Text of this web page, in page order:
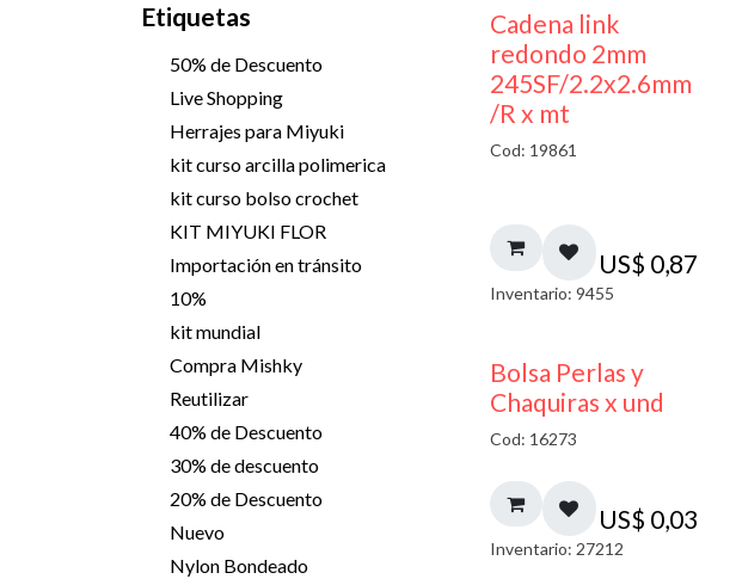
Etiquetas
50% de Descuento
Live Shopping
Herrajes para Miyuki
kit curso arcilla polimerica
kit curso bolso crochet
KIT MIYUKI FLOR
Importación en tránsito
10%
kit mundial
Compra Mishky
Reutilizar
40% de Descuento
30% de descuento
20% de Descuento
Nuevo
Nylon Bondeado
Cadena link
redondo 2mm
245SF/2.2x2.6mm
/R x mt
Cod: 19861
US$ 0,87
Inventario: 9455
Bolsa Perlas y
Chaquiras x und
Cod: 16273
US$ 0,03
Inventario: 27212